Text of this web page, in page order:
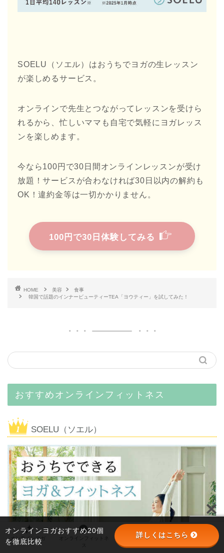
SOELU（ソエル）はおうちでヨガの生レッスン
が楽しめるサービス。
オンラインで先生とつながってレッスンを受けら
れるから、忙しいママも自宅で気軽にヨガレッス
ンを楽しめます。
今なら100円で30日間オンラインレッスンが受け
放題！サービスが合わなければ30日以内の解約も
OK！違約金等は一切かかりません。
100円で30日体験してみる
HOME 美容
食事
韓国で話題のインナービューティーTEA「ヨウティー」を試してみた！
おすすめオンラインフィットネス
SOELU（ソエル）
オンラインヨガ オンラインパーソナル パーソナルジム
オンラインヨガおすすめ20個
を徹底比較
詳しくはこちら